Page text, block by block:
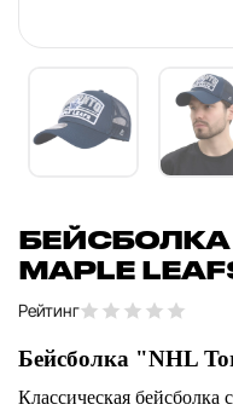
БЕЙСБОЛКА
MAPLE
Рейтинг
Бейсболка "NHL
Классическая